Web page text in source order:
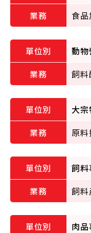
食
動物
飼料
大
原
飼料
飼料
肉